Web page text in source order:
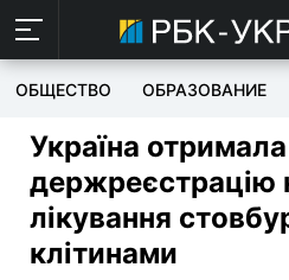
ОБЩЕСТВО ОБРАЗОВАНИЕ
Україна отримала
держреєстрацію
лікування
клітинами